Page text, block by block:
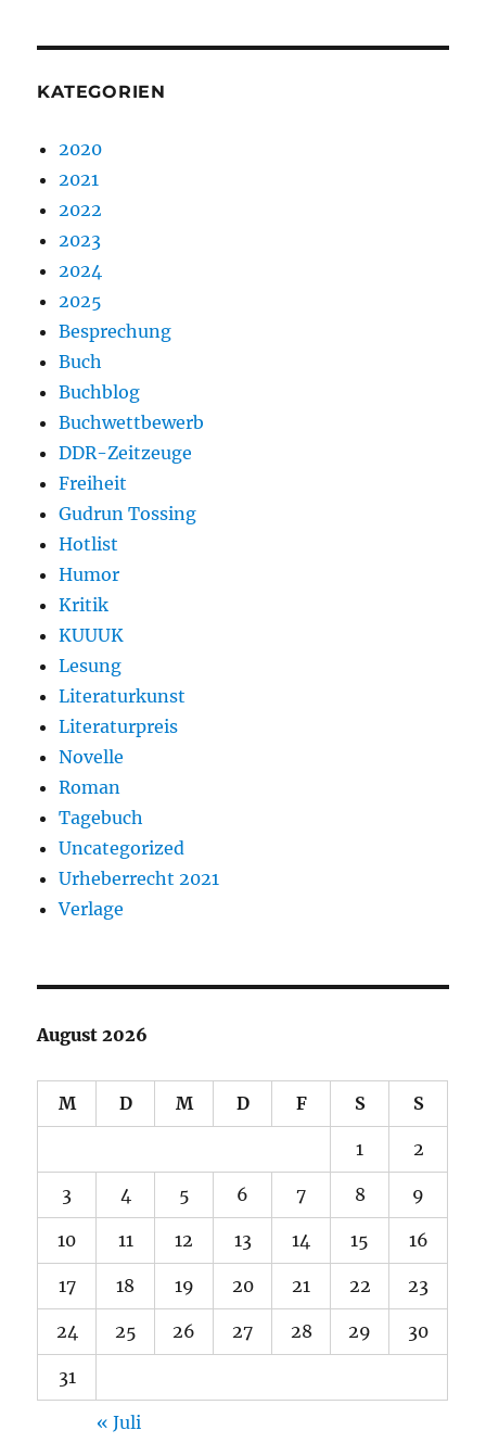
KATEGORIEN
2020
2021
2022
2023
2024
2025
Besprechung
Buch
Buchblog
Buchwettbewerb
DDR-Zeitzeuge
Freiheit
Gudrun Tossing
Hotlist
Humor
Kritik
KUUUK
Lesung
Literaturkunst
Literaturpreis
Novelle
Roman
Tagebuch
Uncategorized
Urheberrecht 2021
Verlage
August 2026
M D M D F S S
1 2
3 4 5 6 7 8 9
10 11 12 13 14 15 16
17 18 19 20 21 22 23
24 25 26 27 28 29 30
31
« Juli